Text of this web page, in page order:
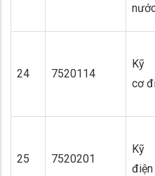
24 7520114
Kỹ
cơ
25 7520201
Kỹ
điện